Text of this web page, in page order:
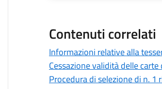
Contenuti correlati
Informazioni relative alla
Cessazione validità delle
Procedura di selezione di n. 1